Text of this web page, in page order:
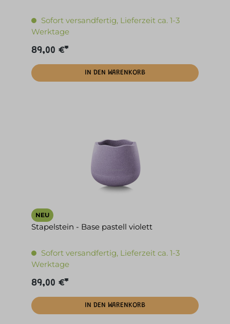
Sofort versandfertig, Lieferzeit ca. 1-3
Werktage
89,00 €*
IN DEN WARENKORB
NEU
Stapelstein - Base pastell violett
Sofort versandfertig, Lieferzeit ca. 1-3
Werktage
89,00 €*
IN DEN WARENKORB